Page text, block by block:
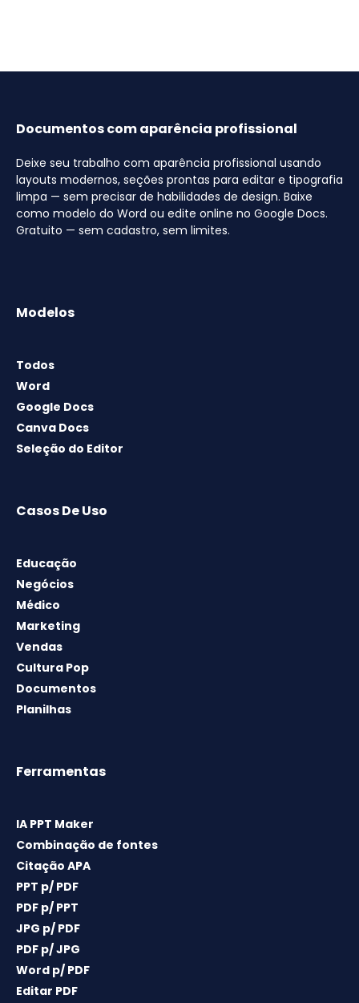
Documentos com aparência profissional
Deixe seu trabalho com aparência profissional usando
layouts modernos, seções prontas para editar e tipografia
limpa — sem precisar de habilidades de design. Baixe
como modelo do Word ou edite online no Google Docs.
Gratuito — sem cadastro, sem limites.
Modelos
Todos
Word
Google Docs
Canva Docs
Seleção do Editor
Casos De Uso
Educação
Negócios
Médico
Marketing
Vendas
Cultura Pop
Documentos
Planilhas
Ferramentas
IA PPT Maker
Combinação de fontes
Citação APA
PPT p/ PDF
PDF p/ PPT
JPG p/ PDF
PDF p/ JPG
Word p/ PDF
Editar PDF